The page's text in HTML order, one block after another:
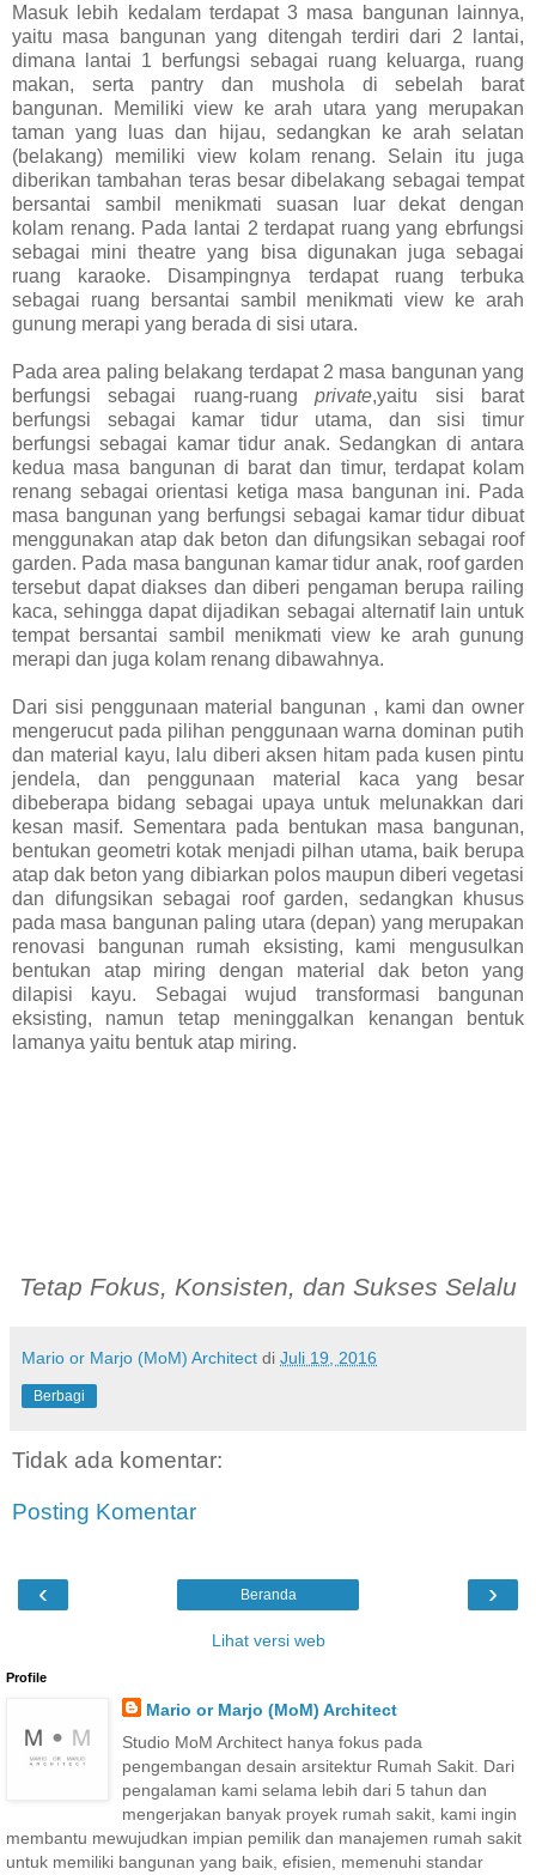
Masuk lebih kedalam terdapat 3 masa bangunan lainnya,
yaitu masa bangunan yang ditengah terdiri dari 2 lantai,
dimana lantai 1 berfungsi sebagai ruang keluarga, ruang
makan, serta pantry dan mushola di sebelah barat
bangunan. Memiliki view ke arah utara yang merupakan
taman yang luas dan hijau, sedangkan ke arah selatan
(belakang) memiliki view kolam renang. Selain itu juga
diberikan tambahan teras besar dibelakang sebagai tempat
bersantai sambil menikmati suasan luar dekat dengan
kolam renang. Pada lantai 2 terdapat ruang yang ebrfungsi
sebagai mini theatre yang bisa digunakan juga sebagai
ruang karaoke. Disampingnya terdapat ruang terbuka
sebagai ruang bersantai sambil menikmati view ke arah
gunung merapi yang berada di sisi utara.
Pada area paling belakang terdapat 2 masa bangunan yang
berfungsi sebagai ruang-ruangprivate,yaitu sisi barat
berfungsi sebagai kamar tidur utama, dan sisi timur
berfungsi sebagai kamar tidur anak. Sedangkan di antara
kedua masa bangunan di barat dan timur, terdapat kolam
renang sebagai orientasi ketiga masa bangunan ini. Pada
masa bangunan yang berfungsi sebagai kamar tidur dibuat
menggunakan atap dak beton dan difungsikan sebagai roof
garden. Pada masa bangunan kamar tidur anak, roof garden
tersebut dapat diakses dan diberi pengaman berupa railing
kaca, sehingga dapat dijadikan sebagai alternatif lain untuk
tempat bersantai sambil menikmati view ke arah gunung
merapi dan juga kolam renang dibawahnya.
Dari sisi penggunaan material bangunan , kami dan owner
mengerucut pada pilihan penggunaan warna dominan putih
dan material kayu, lalu diberi aksen hitam pada kusen pintu
jendela, dan penggunaan material kaca yang besar
dibeberapa bidang sebagai upaya untuk melunakkan dari
kesan masif. Sementara pada bentukan masa bangunan,
bentukan geometri kotak menjadi pilhan utama, baik berupa
atap dak beton yang dibiarkan polos maupun diberi vegetasi
dan difungsikan sebagai roof garden, sedangkan khusus
pada masa bangunan paling utara (depan) yang merupakan
renovasi bangunan rumah eksisting, kami mengusulkan
bentukan atap miring dengan material dak beton yang
dilapisi kayu. Sebagai wujud transformasi bangunan
eksisting, namun tetap meninggalkan kenangan bentuk
lamanya yaitu bentuk atap miring.
Tetap Fokus, Konsisten, dan Sukses Selalu
Mario or Marjo (MoM) Architect di Juli 19, 2016
Berbagi
Tidak ada komentar:
Posting Komentar
‹ ›
Beranda
Lihat versi web
Profile
Mario or Marjo (MoM) Architect
Studio MoM Architect hanya fokus pada
pengembangan desain arsitektur Rumah Sakit. Dari
pengalaman kami selama lebih dari 5 tahun dan
mengerjakan banyak proyek rumah sakit, kami ingin
membantu mewujudkan impian pemilik dan manajemen rumah sakit
untuk memiliki bangunan yang baik, efisien, memenuhi standar